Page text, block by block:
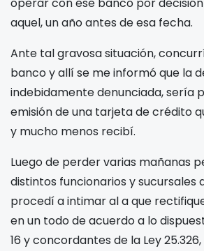
aquel, un año antes de esa fecha.
Ante tal gravosa situación,
bancoy allí se me informó que la
indebidamente denunciada, sería
emisión de una tarjeta de crédito
y mucho menos recibí.
Luego de perder varias mañanas
distintos funcionarios y sucursales
procedí a intimar ala que
en un todo de acuerdo a lo
16 y concordantes de la Ley